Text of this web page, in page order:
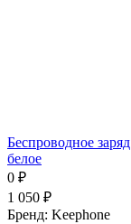
Беспроводное
белое
0 ₽
1 050 ₽
Бренд: Keephone